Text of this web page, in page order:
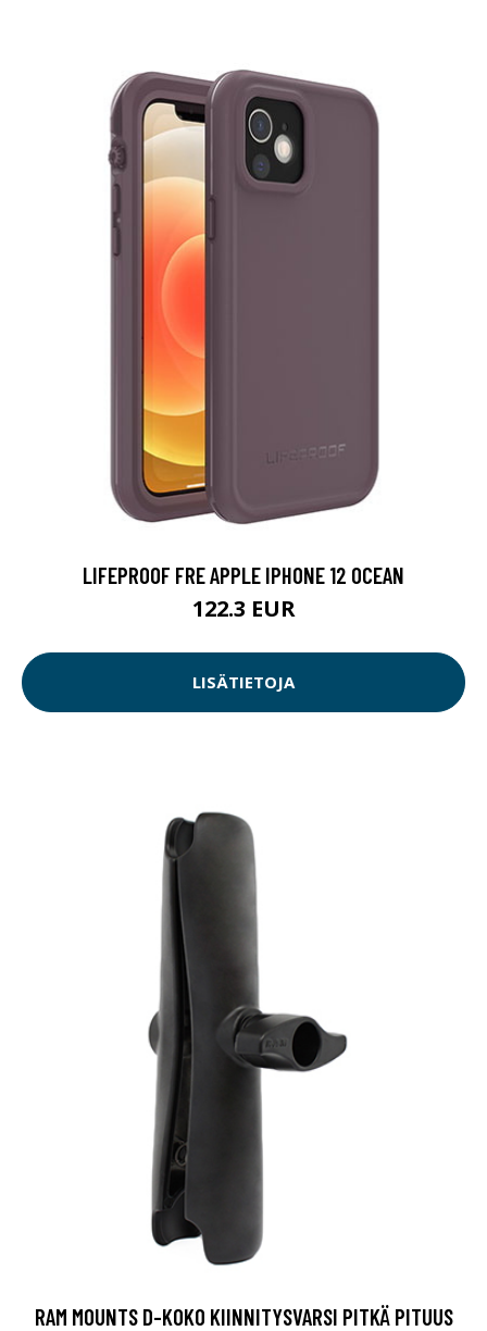
LIFEPROOF FRE APPLE IPHONE 12 OCEAN
122.3 EUR
LISÄTIETOJA
RAM MOUNTS D-KOKO KIINNITYSVARSI PITKÄ PITUUS